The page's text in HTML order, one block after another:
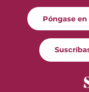
Póngase en